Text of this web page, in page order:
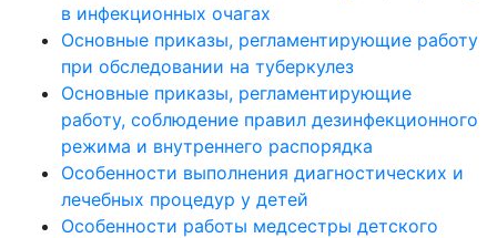
в инфекционных очагах
Основные приказы, регламентирующие работу
при обследовании на туберкулез
Основные приказы, регламентирующие
работу, соблюдение правил дезинфекционного
режима и внутреннего распорядка
Особенности выполнения диагностических и
лечебных процедур у детей
Особенности работы медсестры детского